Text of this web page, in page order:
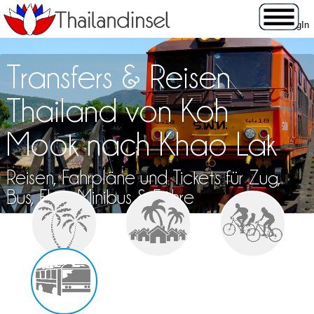
Transfers & Reisen
Thailand von Koh
Mook nach Khao Lak
Reisen, Fahrpläne und Tickets für Zug,
Bus, Flug, Minibus & Fähre